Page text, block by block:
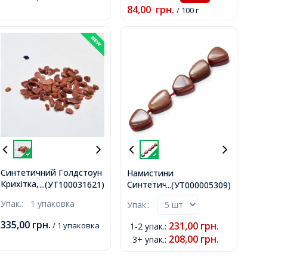
84,00 грн. / 100 г
...(УТ100031621)
Синтетичний Голдстоун
Крихітка, 2-8х2-4мм, без
8000шт/500г,
Упак.: 1 упаковка
335,00 грн. / 1 упаковка
...(УТ000005309)
Намистини
Синтетичний
Трикутні, Коричневі, 12
Отвір 1мм,
Упак.:
1-2 упак.: 231,00 грн.
3+ упак.: 208,00 грн.